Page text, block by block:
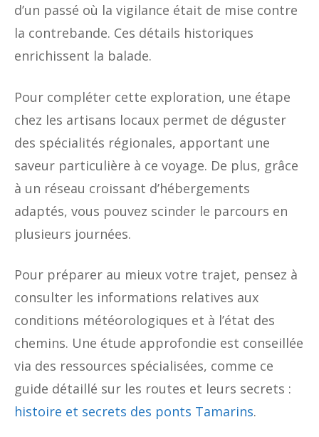
d’un passé où la vigilance était de mise contre
la contrebande. Ces détails historiques
enrichissent la balade.
Pour compléter cette exploration, une étape
chez les artisans locaux permet de déguster
des spécialités régionales, apportant une
saveur particulière à ce voyage. De plus, grâce
à un réseau croissant d’hébergements
adaptés, vous pouvez scinder le parcours en
plusieurs journées.
Pour préparer au mieux votre trajet, pensez à
consulter les informations relatives aux
conditions météorologiques et à l’état des
chemins. Une étude approfondie est conseillée
via des ressources spécialisées, comme ce
guide détaillé sur les routes et leurs secrets :
histoire et secrets des ponts Tamarins.